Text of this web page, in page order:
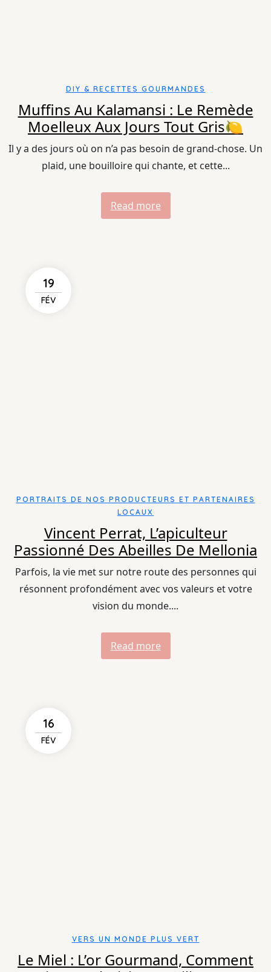
DIY & RECETTES GOURMANDES
Muffins Au Kalamansi : Le Remède
Moelleux Aux Jours Tout Gris🍋
Il y a des jours où on n’a pas besoin de grand-chose. Un
plaid, une bouilloire qui chante, et cette...
Read more
19
FÉV
PORTRAITS DE NOS PRODUCTEURS ET PARTENAIRES
LOCAUX
Vincent Perrat, L’apiculteur
Passionné Des Abeilles De Mellonia
Parfois, la vie met sur notre route des personnes qui
résonnent profondément avec vos valeurs et votre
vision du monde....
Read more
16
FÉV
VERS UN MONDE PLUS VERT
Le Miel : L’or Gourmand, Comment